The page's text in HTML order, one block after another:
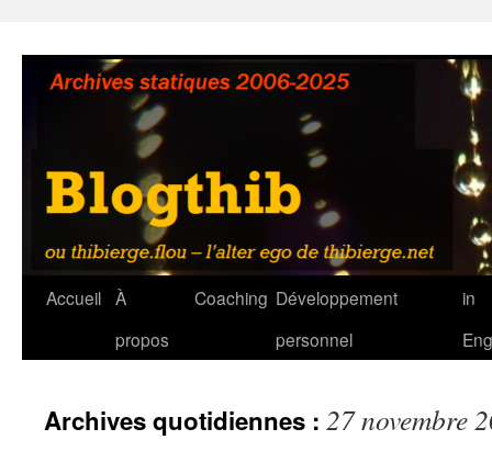
contenu
Accueil À
propos
Coaching Développement
personnel
in
Archives quotidiennes : 27 novembre